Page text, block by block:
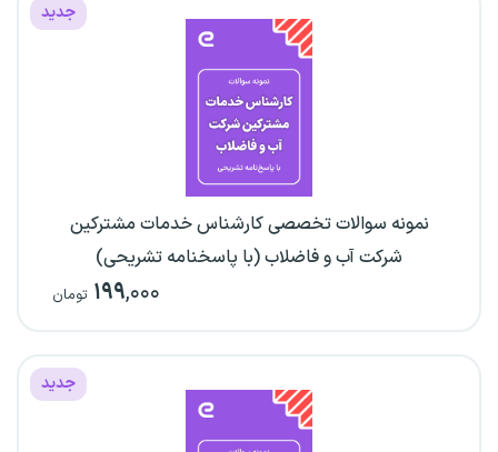
جدید
نمونه سوالات تخصصی کارشناس خدمات مشترکین
شرکت آب و فاضلاب (با پاسخنامه تشریحی)
۱۹۹,۰۰۰ تومان
جدید